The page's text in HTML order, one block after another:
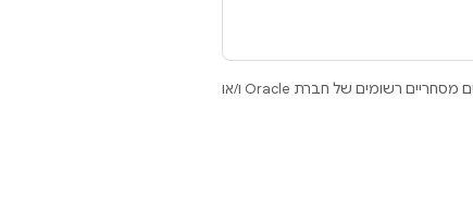
.‏ Java ו-OpenJDK הם סימנים מסחריים או סימנים מסחריים רשומים של חברת Oracle ו/או